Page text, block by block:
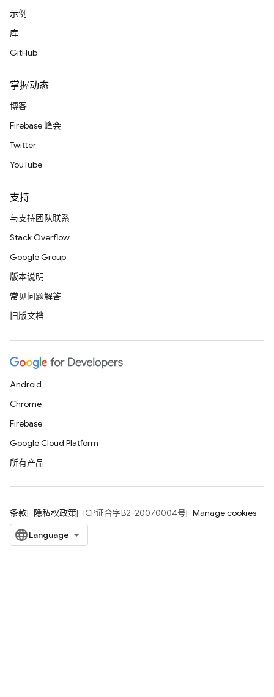
示例
库
GitHub
掌握动态
博客
Firebase 峰会
Twitter
YouTube
支持
与支持团队联系
Stack Overflow
Google Group
版本说明
常见问题解答
旧版文档
Android
Chrome
Firebase
Google Cloud Platform
所有产品
条款 隐私权政策 ICP证合字B2-20070004号 Manage cookies